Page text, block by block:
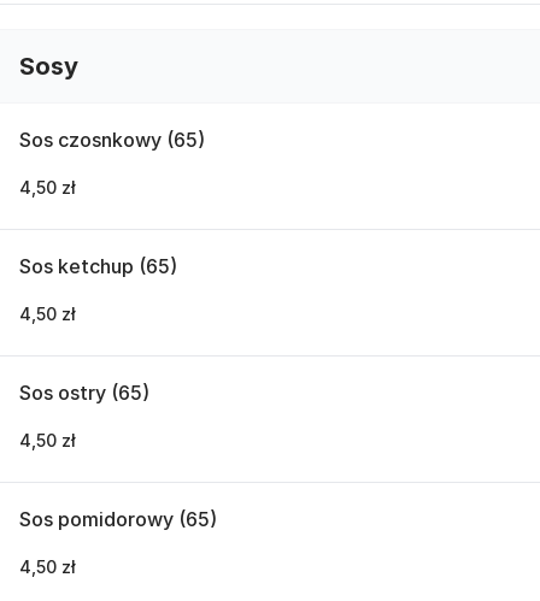
Sosy
Sos czosnkowy (65)
4,50 zł
Sos ketchup (65)
4,50 zł
Sos ostry (65)
4,50 zł
Sos pomidorowy (65)
4,50 zł